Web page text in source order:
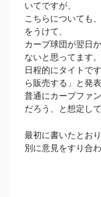
いてですが、
こちらについても
をうけて、
カープ球団が翌日
ないと思ってます。
日程的にタイトで
ら販売する」と発表
普通にカープファ
だろう、と想定して
最初に書いたとお
別に意見をすり合